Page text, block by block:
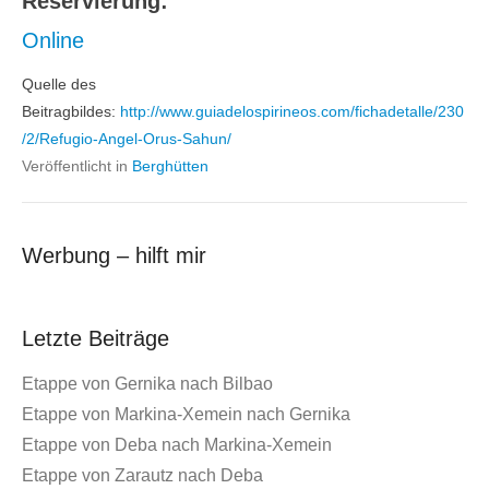
Online
Quelle des
Beitragbildes: http://www.guiadelospirineos.com/fichadetalle/230
/2/Refugio-Angel-Orus-Sahun/
Veröffentlicht in Berghütten
Werbung – hilft mir
Letzte Beiträge
Etappe von Gernika nach Bilbao
Etappe von Markina-Xemein nach Gernika
Etappe von Deba nach Markina-Xemein
Etappe von Zarautz nach Deba